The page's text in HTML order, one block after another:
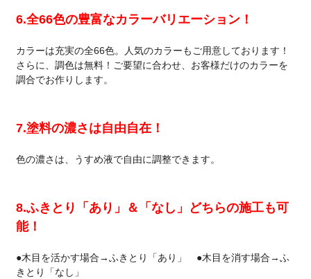
6.全66色の豊富なカラーバリエーション！
カラーは充実の全66色。人気のカラーもご用意しております！
さらに、調色は無料！ご要望に合わせ、お客様だけのカラーを
調合でお作りします。
7.塗料の濃さは自由自在！
色の濃さは、うすめ液で自由に調整できます。
8.ふきとり「あり」＆「なし」どちらの施工も可
能！
●木目を活かす場合→ふきとり「あり」 ●木目を消す場合→ふ
きとり「なし」